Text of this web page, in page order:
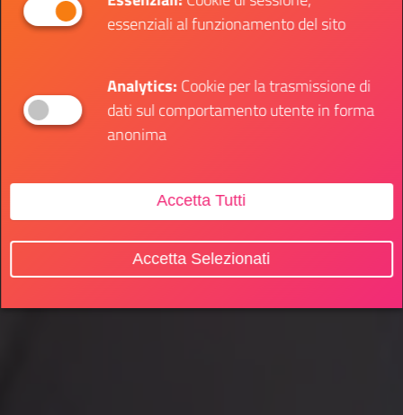
essenziali al funzionamento del sito
Analytics:Cookie per la trasmissione di
dati sul comportamento utente in forma
anonima
Accetta Tutti
Accetta Selezionati